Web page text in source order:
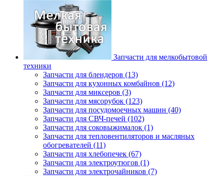
Запчасти для мелкобытовой
техники
Запчасти для блендеров (13)
Запчасти для кухонных комбайнов (12)
Запчасти для миксеров (3)
Запчасти для мясорубок (123)
Запчасти для посудомоечных машин (40)
Запчасти для СВЧ-печей (102)
Запчасти для соковыжималок (1)
Запчасти для тепловентиляторов и масляных
обогревателей (11)
Запчасти для хлебопечек (67)
Запчасти для электроутюгов (1)
Запчасти для электрочайников (7)